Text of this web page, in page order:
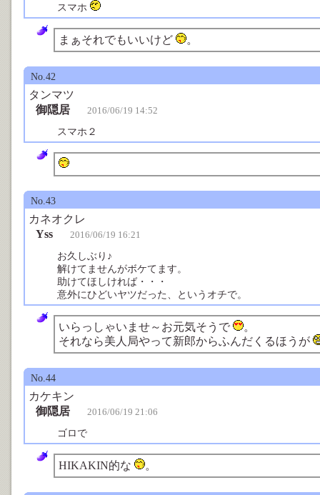
スマホ
まぁそれでもいいけど 。
No.42
タンマツ
御隠居
2016/06/19 14:52
スマホ２
No.43
カネオクレ
Yss
2016/06/19 16:21
お久しぶり♪
解けてませんがボケてます。
助けてほしければ・・・
意外にひどいヤツだった、というオチで。
いらっしゃいませ～お元気そうで
。
それなら美人局やって新郎からふんだくるほうが
No.44
カケキン
御隠居
2016/06/19 21:06
ゴロで
HIKAKIN的な 。